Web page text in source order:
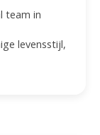
team in
levensstijl,